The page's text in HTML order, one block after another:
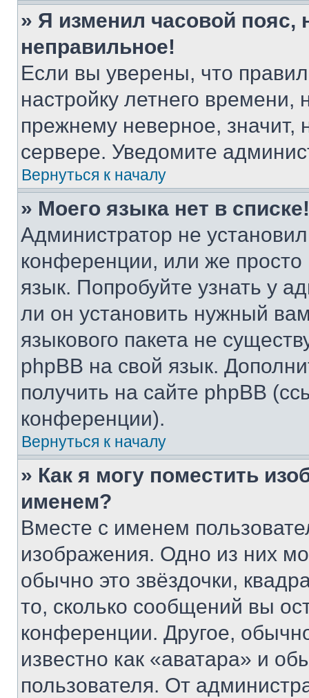
» Я изменил часовой пояс,
неправильное!
Если вы уверены, что
настройку летнего
прежнему неверное, значит,
сервере. Уведомите
Вернуться к началу
» Моего языка нет в списке!
Администратор не
конференции, или же
язык. Попробуйте узнать у
ли он установить нужный
языкового пакета не
phpBB на свой язык.
получить на сайте phpBB
конференции).
Вернуться к началу
» Как я могу поместить
именем?
Вместе с именем
изображения. Одно из них
обычно это звёздочки,
то, сколько сообщений вы
конференции. Другое,
известно как «аватара» и
пользователя. От